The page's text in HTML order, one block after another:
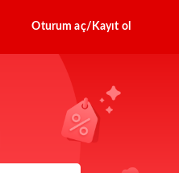
Oturum aç/Kayıt ol